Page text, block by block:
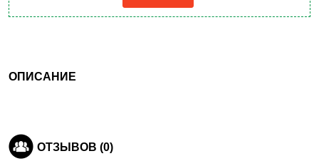
ОПИСАНИЕ
ОТЗЫВОВ (0)